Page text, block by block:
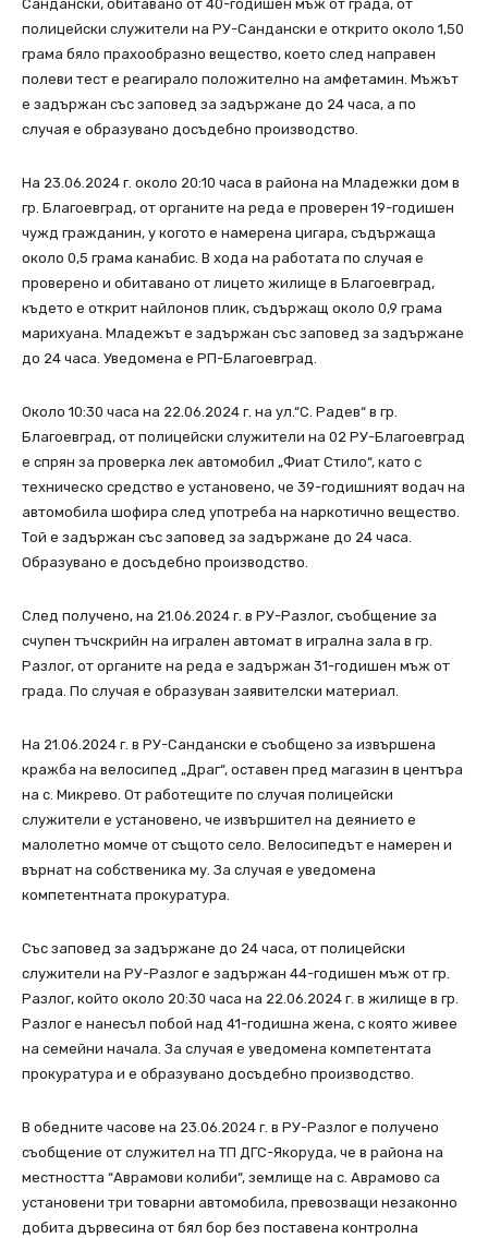
Сандански, обитавано от 40-годишен мъж от града, от
полицейски служители на РУ-Сандански е открито около 1,50
грама бяло прахообразно вещество, което след направен
полеви тест е реагирало положително на амфетамин. Мъжът
е задържан със заповед за задържане до 24 часа, а по
случая е образувано досъдебно производство.
На 23.06.2024 г. около 20:10 часа в района на Младежки дом в
гр. Благоевград, от органите на реда е проверен 19-годишен
чужд гражданин, у когото е намерена цигара, съдържаща
около 0,5 грама канабис. В хода на работата по случая е
проверено и обитавано от лицето жилище в Благоевград,
където е открит найлонов плик, съдържащ около 0,9 грама
марихуана. Младежът е задържан със заповед за задържане
до 24 часа. Уведомена е РП-Благоевград.
Около 10:30 часа на 22.06.2024 г. на ул.“С. Радев“ в гр.
Благоевград, от полицейски служители на 02 РУ-Благоевград
е спрян за проверка лек автомобил „Фиат Стило“, като с
техническо средство е установено, че 39-годишният водач на
автомобила шофира след употреба на наркотично вещество.
Той е задържан със заповед за задържане до 24 часа.
Образувано е досъдебно производство.
След получено, на 21.06.2024 г. в РУ-Разлог, съобщение за
счупен тъчскрийн на игрален автомат в игрална зала в гр.
Разлог, от органите на реда е задържан 31-годишен мъж от
града. По случая е образуван заявителски материал.
На 21.06.2024 г. в РУ-Сандански е съобщено за извършена
кражба на велосипед „Драг“, оставен пред магазин в центъра
на с. Микрево. От работещите по случая полицейски
служители е установено, че извършител на деянието е
малолетно момче от същото село. Велосипедът е намерен и
върнат на собственика му. За случая е уведомена
компетентната прокуратура.
Със заповед за задържане до 24 часа, от полицейски
служители на РУ-Разлог е задържан 44-годишен мъж от гр.
Разлог, който около 20:30 часа на 22.06.2024 г. в жилище в гр.
Разлог е нанесъл побой над 41-годишна жена, с която живее
на семейни начала. За случая е уведомена компетентата
прокуратура и е образувано досъдебно производство.
В обедните часове на 23.06.2024 г. в РУ-Разлог е получено
съобщение от служител на ТП ДГС-Якоруда, че в района на
местността “Аврамови колиби“, землище на с. Аврамово са
установени три товарни автомобила, превозващи незаконно
добита дървесина от бял бор без поставена контролна